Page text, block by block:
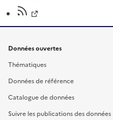
Données ouvertes
Thématiques
Données de référence
Catalogue de données
Suivre les publications des données